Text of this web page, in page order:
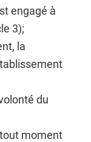
engagé à
3);
la
du
moment